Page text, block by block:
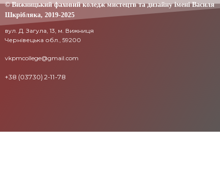
© Вижницький фаховий коледж мистецтв та дизайну імені Василя
Шкрібляка, 2019-2025
вул. Д. Загула, 13, м. Вижниця
Чернівецька обл., 59200
vkpmcollege@gmail.com
+38 (03730) 2-11-78